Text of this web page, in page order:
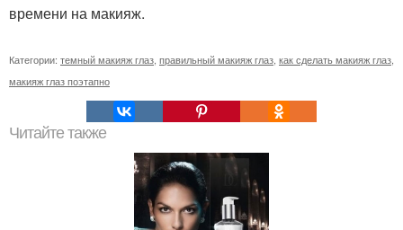
времени на макияж.
Категории: темный макияж глаз правильный макияж глаз как сделать макияж глаз
макияж глаз поэтапно
Читайте также